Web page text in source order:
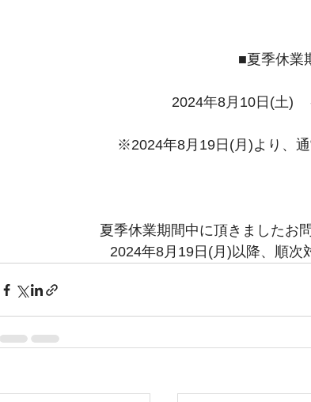
■夏季休業
2024年8月10日(土)
※2024年8月19日(月)より、通
夏季休業期間中に頂きましたお
2024年8月19日(月)以降、順次